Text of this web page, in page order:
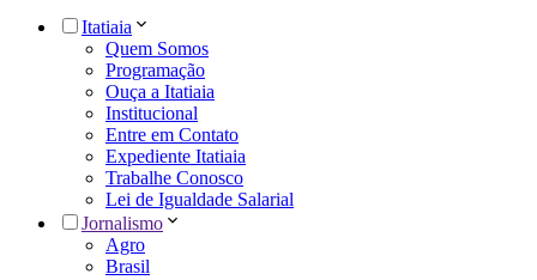
Itatiaia
Quem Somos
Programação
Ouça a Itatiaia
Institucional
Entre em Contato
Expediente Itatiaia
Trabalhe Conosco
Lei de Igualdade Salarial
Jornalismo
Agro
Brasil